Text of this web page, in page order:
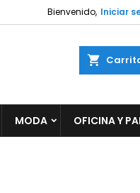
Bienvenido, Iniciar
MODA OFICINA Y